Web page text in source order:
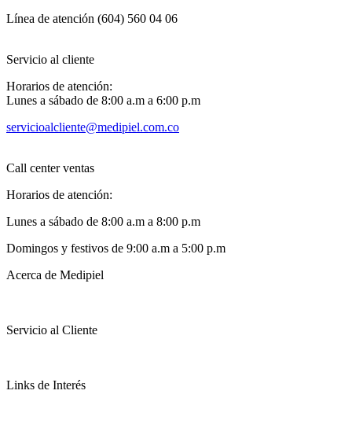
Línea de atención (604) 560 04 06
Servicio al cliente
Horarios de atención:
Lunes a sábado de 8:00 a.m a 6:00 p.m
servicioalcliente@medipiel.com.co
Call center ventas
Horarios de atención:
Lunes a sábado de 8:00 a.m a 8:00 p.m
Domingos y festivos de 9:00 a.m a 5:00 p.m
Acerca de Medipiel
Servicio al Cliente
Links de Interés